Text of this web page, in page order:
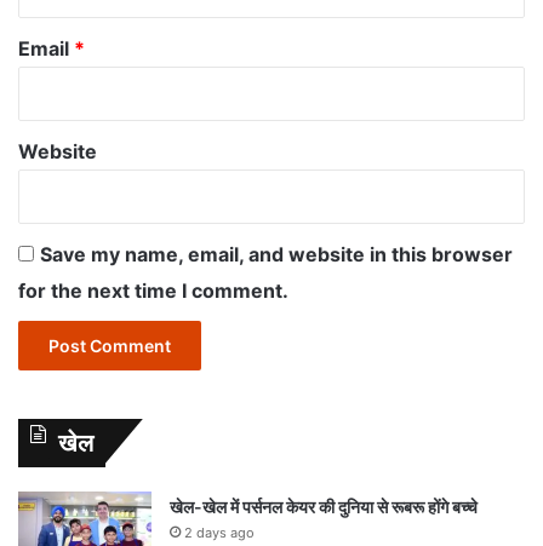
Email *
Website
Save my name, email, and website in this browser
for the next time I comment.
खेल
खेल-खेल में पर्सनल केयर की दुनिया से रूबरू होंगे बच्चे
2 days ago